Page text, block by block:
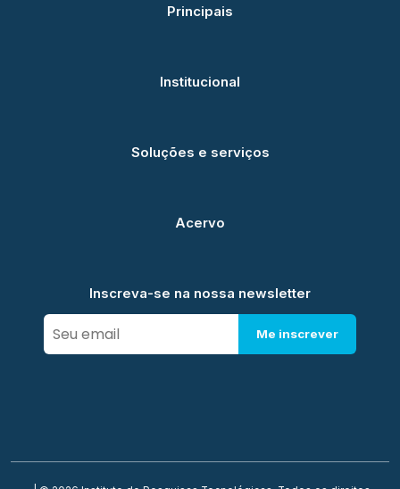
Principais
Institucional
Soluções e serviços
Acervo
Inscreva-se na nossa newsletter
Me inscrever